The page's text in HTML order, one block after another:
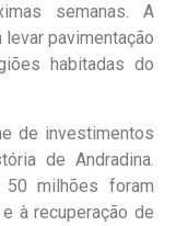
semanas. A
pavimentação
habitadas do
de investimentos
de Andradina.
50 milhões foram
à recuperação de